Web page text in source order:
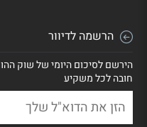
הרשמה לדיוור
הירשם לסיכום היומי של שוק
חובה לכל משקיע